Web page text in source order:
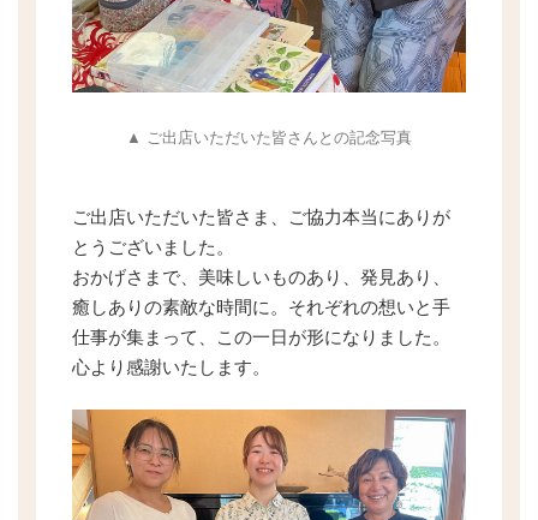
▲ ご出店いただいた皆さんとの記念写真
ご出店いただいた皆さま、ご協力本当にありが
とうございました。
おかげさまで、美味しいものあり、発見あり、
癒しありの素敵な時間に。それぞれの想いと手
仕事が集まって、この一日が形になりました。
心より感謝いたします。